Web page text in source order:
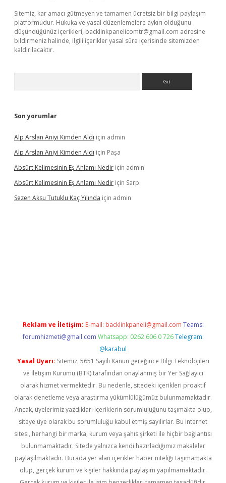
Sitemiz, kar amacı gütmeyen ve tamamen ücretsiz bir bilgi paylaşım
platformudur. Hukuka ve yasal düzenlemelere aykırı olduğunu
düşündüğünüz içerikleri, backlinkpanelicomtr@gmail.com adresine
bildirmeniz halinde, ilgili içerikler yasal süre içerisinde sitemizden
kaldırılacaktır.
Son yorumlar
Alp Arslan Aniyi Kimden Aldı için admin
Alp Arslan Aniyi Kimden Aldı için Paşa
Absürt Kelimesinin Eş Anlamı Nedir için admin
Absürt Kelimesinin Eş Anlamı Nedir için Sarp
Sezen Aksu Tutuklu Kaç Yılında için admin
Reklam ve İletişim: E-mail: backlinkpaneli@gmail.com Teams:
forumhizmeti@gmail.com Whatsapp: 0262 606 0 726 Telegram:
@karabul
Yasal Uyarı: Sitemiz, 5651 Sayılı Kanun gereğince Bilgi Teknolojileri
ve İletişim Kurumu (BTK) tarafından onaylanmış bir Yer Sağlayıcı
olarak hizmet vermektedir. Bu nedenle, sitedeki içerikleri proaktif
olarak denetleme veya araştırma yükümlülüğümüz bulunmamaktadır.
Ancak, üyelerimiz yazdıkları içeriklerin sorumluluğunu taşımakta olup,
siteye üye olarak bu sorumluluğu kabul etmiş sayılırlar. Bu internet
sitesi, herhangi bir marka, kurum veya şahıs şirketi ile hiçbir bağlantısı
bulunmamaktadır. Sitede yalnızca kendi hazırladığımız makaleler
paylaşılmaktadır. Burada yer alan içerikler haber niteliği taşımamakta
olup, gerçek kurum ve kişiler hakkında paylaşım yapılmamaktadır.